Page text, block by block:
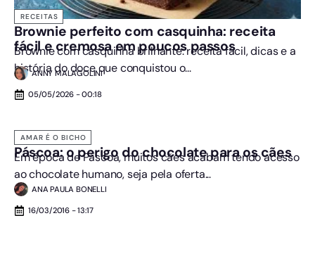
RECEITAS
Brownie perfeito com casquinha: receita
fácil e cremosa em poucos passos
Brownie com casquinha brilhante: receita fácil, dicas e a
história do doce que conquistou o...
ANNY MALAGOLINI
05/05/2026 - 00:18
AMAR É O BICHO
Páscoa: o perigo do chocolate para os cães
Em época de Páscoa, muitos cães acabam tendo acesso
ao chocolate humano, seja pela oferta...
ANA PAULA BONELLI
16/03/2016 - 13:17